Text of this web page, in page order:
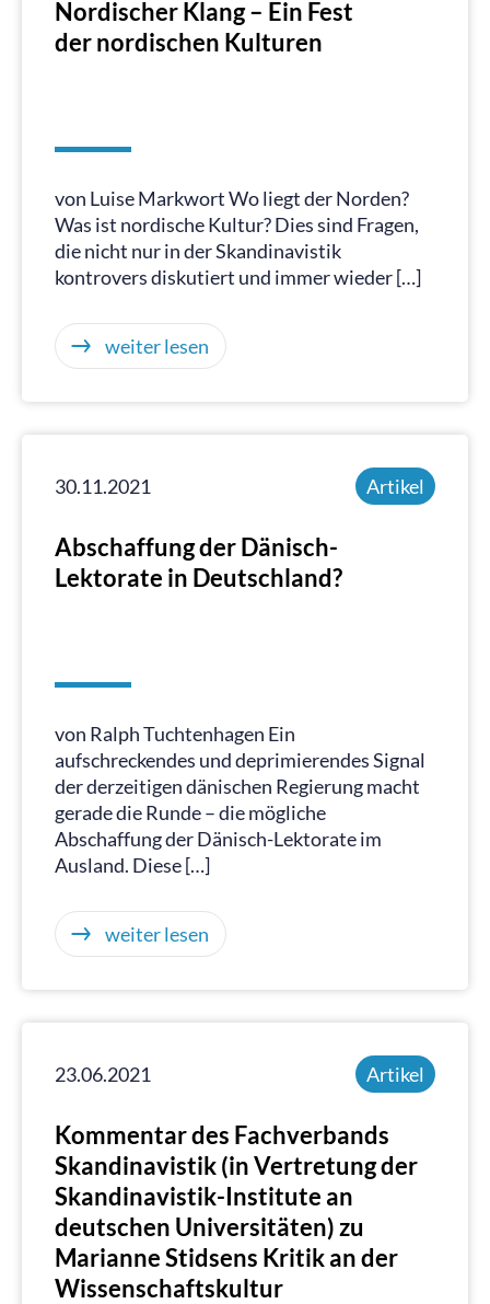
Nordischer Klang – Ein Fest
der nordischen Kulturen
von Luise Markwort Wo liegt der Norden?
Was ist nordische Kultur? Dies sind Fragen,
die nicht nur in der Skandinavistik
kontrovers diskutiert und immer wieder […]
weiter lesen
30.11.2021 Artikel
Abschaffung der Dänisch-
Lektorate in Deutschland?
von Ralph Tuchtenhagen Ein
aufschreckendes und deprimierendes Signal
der derzeitigen dänischen Regierung macht
gerade die Runde – die mögliche
Abschaffung der Dänisch-Lektorate im
Ausland. Diese […]
weiter lesen
23.06.2021 Artikel
Kommentar des Fachverbands
Skandinavistik (in Vertretung der
Skandinavistik-Institute an
deutschen Universitäten) zu
Marianne Stidsens Kritik an der
Wissenschaftskultur